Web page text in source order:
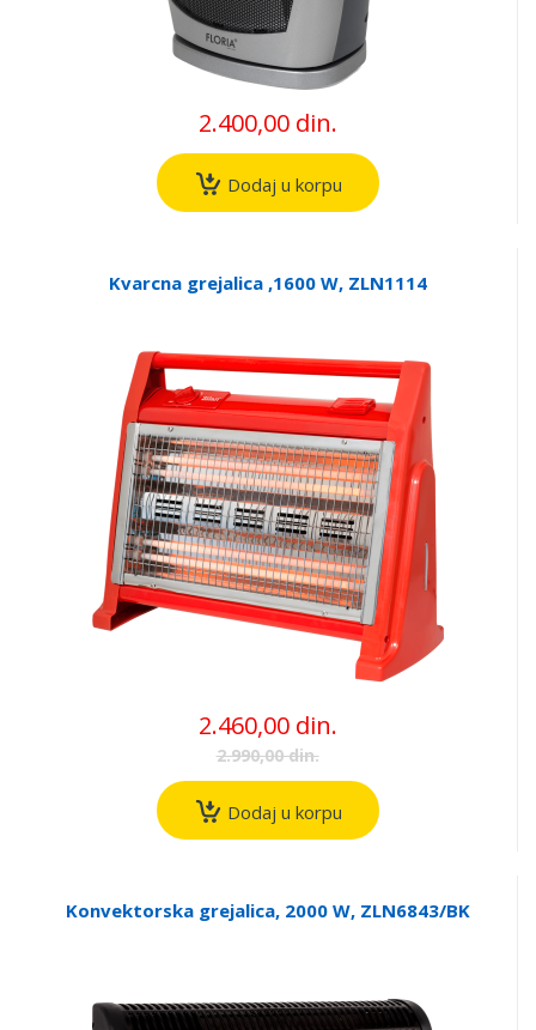
2.400,00 din.
Dodaj u korpu
Kvarcna grejalica ,1600 W, ZLN1114
2.460,00 din.
2.990,00 din.
Dodaj u korpu
Konvektorska grejalica, 2000 W, ZLN6843/BK